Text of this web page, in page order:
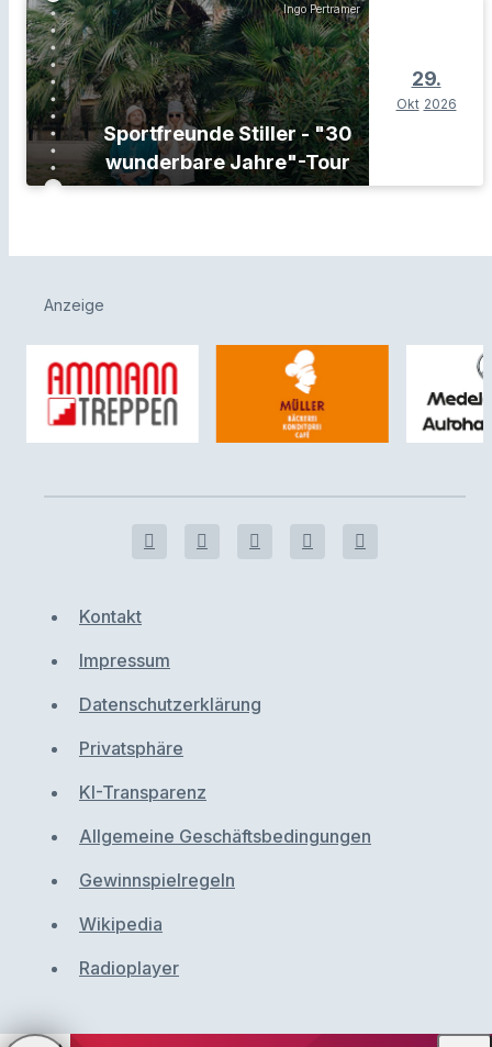
Ingo Pertramer
Sportfreunde Stiller - "30
wunderbare Jahre"-Tour
29.
Okt 2026
Anzeige
Kontakt
Impressum
Datenschutzerklärung
Privatsphäre
KI-Transparenz
Allgemeine Geschäftsbedingungen
Gewinnspielregeln
Wikipedia
Radioplayer